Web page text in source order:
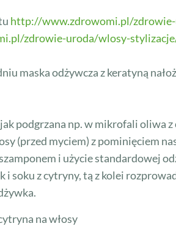
http://www.zdrowomi.pl/
zdrowie-uroda/wlosy-
maska odżywcza z keratyną
podgrzana np. w mikrofali oliwa
(przed myciem) z pominięciem
i użycie standardowej
i soku z cytryny, tą z kolei